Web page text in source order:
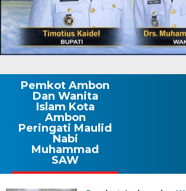
Pemkot Ambon
Dan Wanita
Islam Kota
Ambon
Peringati Maulid
Nabi
Muhammad
SAW